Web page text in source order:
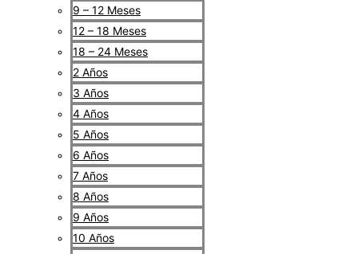
9 – 12 Meses
12 – 18 Meses
18 – 24 Meses
2 Años
3 Años
4 Años
5 Años
6 Años
7 Años
8 Años
9 Años
10 Años